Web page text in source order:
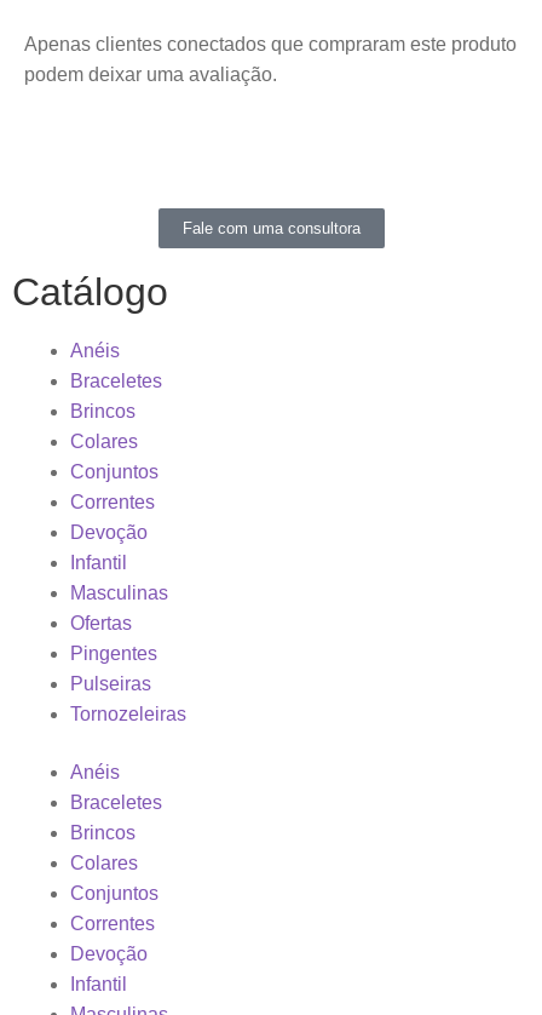
Apenas clientes conectados que compraram este produto
podem deixar uma avaliação.
Fale com uma consultora
Catálogo
Anéis
Braceletes
Brincos
Colares
Conjuntos
Correntes
Devoção
Infantil
Masculinas
Ofertas
Pingentes
Pulseiras
Tornozeleiras
Anéis
Braceletes
Brincos
Colares
Conjuntos
Correntes
Devoção
Infantil